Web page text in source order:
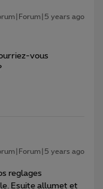
years ago
vous
years ago
reglages
Esuite allumet et